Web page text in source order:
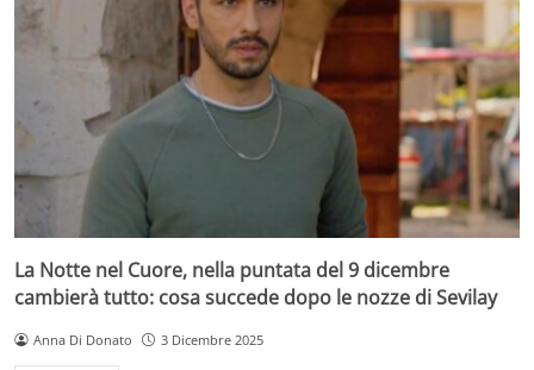
La Notte nel Cuore, nella puntata del 9 dicembre
cambierà tutto: cosa succede dopo le nozze di Sevilay
Anna Di Donato 3 Dicembre 2025